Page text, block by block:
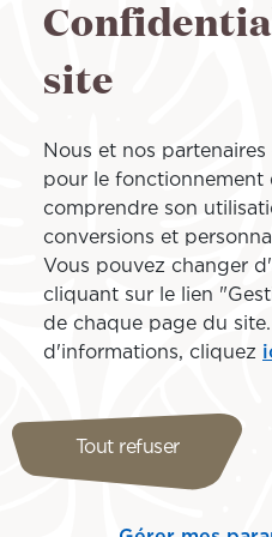
du transport aérien
dont le récit
tournée vers
te natiraa o te mau
assurant une
site
Nous et nos
pour le fonctionnement
comprendre son
conversions et
Vous pouvez changer
cliquant sur le lien
de chaque page du
d'informations, cliquez
Tout refuser